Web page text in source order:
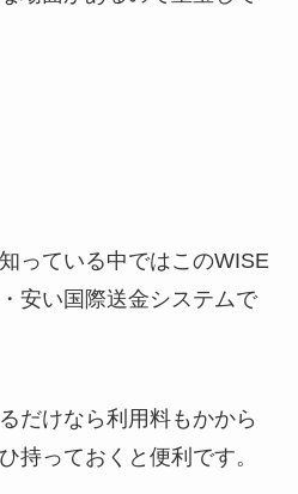
っている中ではこのWISE
安い国際送金システムで
だけなら利用料もかから
持っておくと便利です。